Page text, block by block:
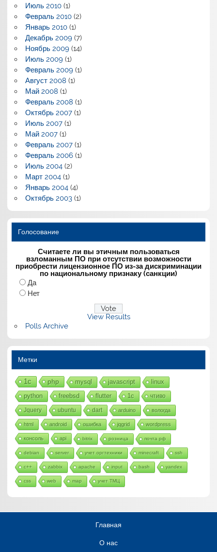
Июль 2010(1)
Февраль 2010(2)
Январь 2010(1)
Декабрь 2009(7)
Ноябрь 2009(14)
Июль 2009(1)
Февраль 2009(1)
Август 2008 (1)
Май 2008 (1)
Февраль 2008 (1)
Октябрь 2007(1)
Июль 2007(1)
Май 2007(1)
Февраль 2007(1)
Февраль 2006(1)
Июль 2004(2)
Март 2004(1)
Январь 2004(4)
Октябрь 2003(1)
Голосование
Считаете ли вы этичным пользоваться
взломанным ПО при отсутствии возможности
приобрести лицензионное ПО из-за дискриминации
по национальному признаку (санкции)
Да
Нет
View Results
Polls Archive
Метки
1с php mysql javascript linux
python freebsd flutter 1c чтиво
Jquery ubuntu dart arduino вологда
html android ошибка jqgrid wordpress
консоль api bitrix розница почта рф
debian server учет оргтехники minecraft ssh
c++ zabbix apache input bash yandex
css web map учет ТМЦ
Главная
О нас